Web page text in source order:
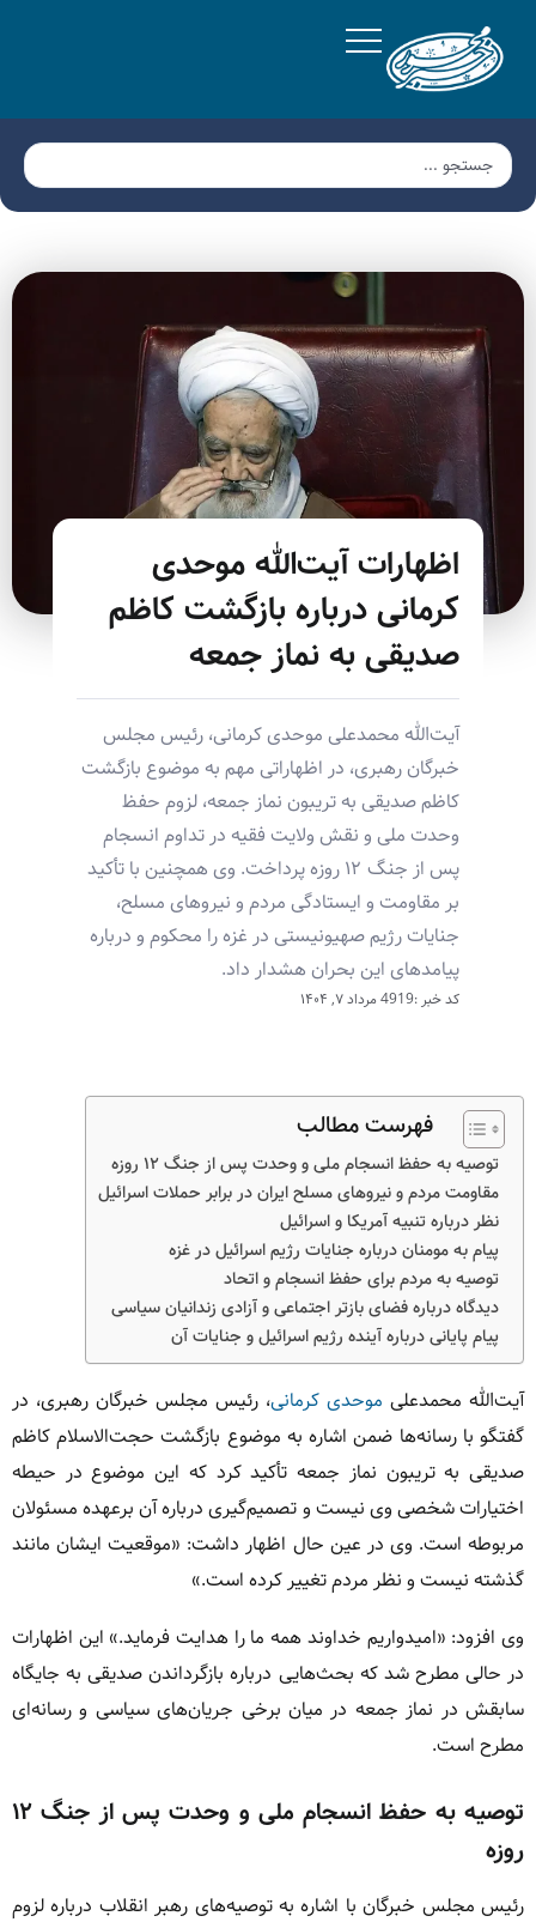
اظهارات آیت‌الله موحدی
کرمانی درباره بازگشت کاظم
صدیقی به نماز جمعه
آیت‌الله محمدعلی موحدی کرمانی، رئیس مجلس
خبرگان رهبری، در اظهاراتی مهم به موضوع بازگشت
کاظم صدیقی به تریبون نماز جمعه، لزوم حفظ
وحدت ملی و نقش ولایت فقیه در تداوم انسجام
پس از جنگ ۱۲ روزه پرداخت. وی همچنین با تأکید
بر مقاومت و ایستادگی مردم و نیروهای مسلح،
جنایات رژیم صهیونیستی در غزه را محکوم و درباره
پیامدهای این بحران هشدار داد.
کد خبر :4919 مرداد ۷, ۱۴۰۴
فهرست مطالب
توصیه به حفظ انسجام ملی و وحدت پس از جنگ ۱۲ روزه
مقاومت مردم و نیروهای مسلح ایران در برابر حملات اسرائیل
نظر درباره تنبیه آمریکا و اسرائیل
پیام به مومنان درباره جنایات رژیم اسرائیل در غزه
توصیه به مردم برای حفظ انسجام و اتحاد
دیدگاه درباره فضای بازتر اجتماعی و آزادی زندانیان سیاسی
پیام پایانی درباره آینده رژیم اسرائیل و جنایات آن
آیت‌الله محمدعلی موحدی کرمانی، رئیس مجلس خبرگان رهبری، در
گفتگو با رسانه‌ها ضمن اشاره به موضوع بازگشت حجت‌الاسلام کاظم
صدیقی به تریبون نماز جمعه تأکید کرد که این موضوع در حیطه
اختیارات شخصی وی نیست و تصمیم‌گیری درباره آن برعهده مسئولان
مربوطه است. وی در عین حال اظهار داشت: «موقعیت ایشان مانند
گذشته نیست و نظر مردم تغییر کرده است.»
وی افزود: «امیدواریم خداوند همه ما را هدایت فرماید.» این اظهارات
در حالی مطرح شد که بحث‌هایی درباره بازگرداندن صدیقی به جایگاه
سابقش در نماز جمعه در میان برخی جریان‌های سیاسی و رسانه‌ای
مطرح است.
توصیه به حفظ انسجام ملی و وحدت پس از جنگ ۱۲
روزه
رئیس مجلس خبرگان با اشاره به توصیه‌های رهبر انقلاب درباره لزوم